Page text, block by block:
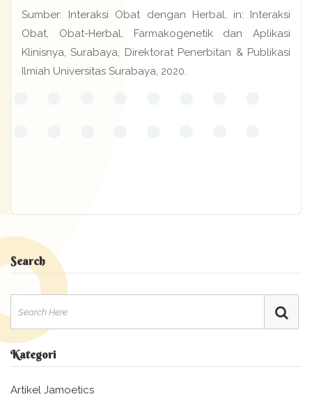
Search
Kategori
Artikel Jamoetics
Sumber: Interaksi Obat dengan Herbal, in: Interaksi
Obat, Obat-Herbal, Farmakogenetik dan Aplikasi
Klinisnya, Surabaya, Direktorat Penerbitan & Publikasi
Ilmiah Universitas Surabaya, 2020.